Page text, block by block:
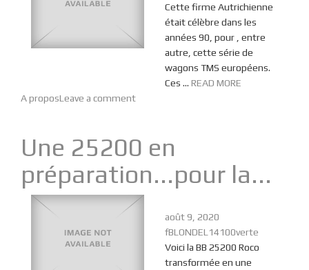
Cette firme Autrichienne
était célèbre dans les
années 90, pour , entre
autre, cette série de
wagons TMS européens.
Ces ... READ MORE
A proposLeave a comment
Une 25200 en
préparation...pour la...
août 9, 2020
fBLONDEL14100verte
Voici la BB 25200 Roco
transformée en une